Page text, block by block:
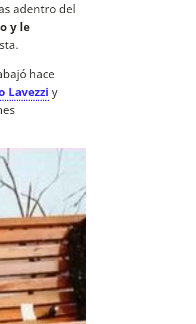
adentro del
y le
hace
Lavezzi y